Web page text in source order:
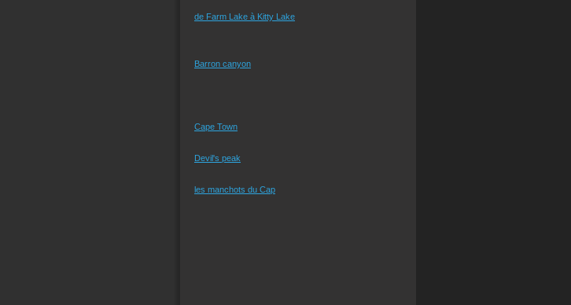
de Farm Lake à Kitty Lake
Barron canyon
Cape Town
Devil's peak
les manchots du Cap